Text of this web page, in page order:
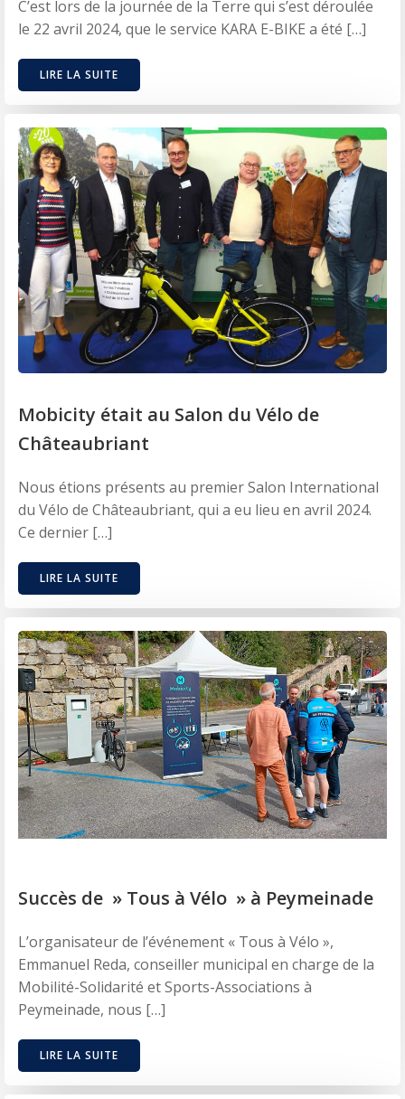
C’est lors de la journée de la Terre qui s’est déroulée
le 22 avril 2024, que le service KARA E-BIKE a été […]
LIRE LA SUITE
Mobicity était au Salon du Vélo de
Châteaubriant
Nous étions présents au premier Salon International
du Vélo de Châteaubriant, qui a eu lieu en avril 2024.
Ce dernier […]
LIRE LA SUITE
Succès de » Tous à Vélo » à Peymeinade
L’organisateur de l’événement « Tous à Vélo »,
Emmanuel Reda, conseiller municipal en charge de la
Mobilité-Solidarité et Sports-Associations à
Peymeinade, nous […]
LIRE LA SUITE